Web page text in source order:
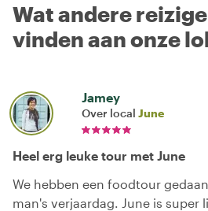
Wat andere
vinden aan onze
Jamey
Over local June
Heel erg leuke tour met June
We hebben een foodtour
man's verjaardag. June is super